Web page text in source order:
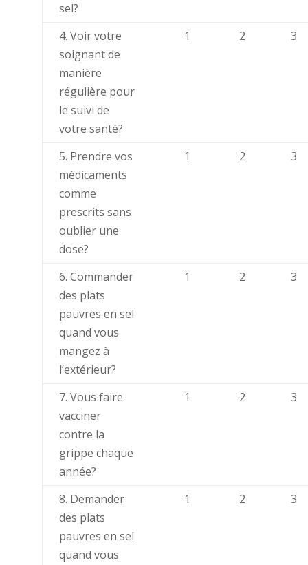
sel?
4. Voir votre
soignant de
manière
régulière pour
le suivi de
votre santé?
1 2 3
5. Prendre vos
médicaments
comme
prescrits sans
oublier une
dose?
1 2 3
6. Commander
des plats
pauvres en sel
quand vous
mangez à
l’extérieur?
1 2 3
7. Vous faire
vacciner
contre la
grippe chaque
année?
1 2 3
8. Demander
des plats
pauvres en sel
quand vous
1 2 3